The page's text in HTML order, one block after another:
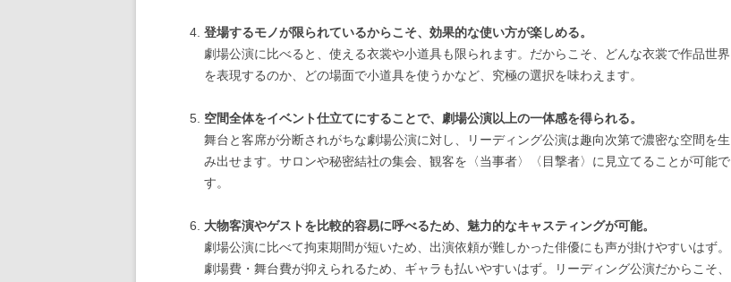
登場するモノが限られているからこそ、効果的な使い方が楽しめる。
劇場公演に比べると、使える衣裳や小道具も限られます。だからこそ、どんな衣裳で作品世界
を表現するのか、どの場面で小道具を使うかなど、究極の選択を味わえます。
空間全体をイベント仕立てにすることで、劇場公演以上の一体感を得られる。
舞台と客席が分断されがちな劇場公演に対し、リーディング公演は趣向次第で濃密な空間を生
み出せます。サロンや秘密結社の集会、観客を〈当事者〉〈目撃者〉に見立てることが可能で
す。
大物客演やゲストを比較的容易に呼べるため、魅力的なキャスティングが可能。
劇場公演に比べて拘束期間が短いため、出演依頼が難しかった俳優にも声が掛けやすいはず。
劇場費・舞台費が抑えられるため、ギャラも払いやすいはず。リーディング公演だからこそ、